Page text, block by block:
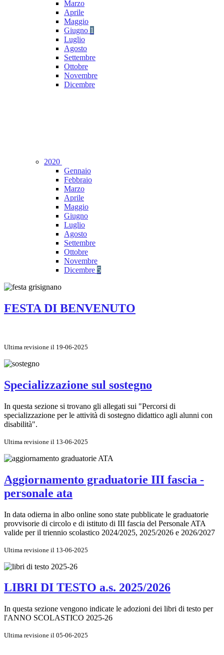
Marzo
Aprile
Maggio
Giugno 1
Luglio
Agosto
Settembre
Ottobre
Novembre
Dicembre
2020
Gennaio
Febbraio
Marzo
Aprile
Maggio
Giugno
Luglio
Agosto
Settembre
Ottobre
Novembre
Dicembre 5
FESTA DI BENVENUTO
Ultima revisione il 19-06-2025
Specializzazione sul sostegno
In questa sezione si trovano gli allegati sui "Percorsi di
specializzazione per le attività di sostegno didattico agli alunni con
disabilità".
Ultima revisione il 13-06-2025
Aggiornamento graduatorie III fascia -
personale ata
In data odierna in albo online sono state pubblicate le graduatorie
provvisorie di circolo e di istituto di III fascia del Personale ATA
valide per il triennio scolastico 2024/2025, 2025/2026 e 2026/2027
Ultima revisione il 13-06-2025
LIBRI DI TESTO a.s. 2025/2026
In questa sezione vengono indicate le adozioni dei libri di testo per
l'ANNO SCOLASTICO 2025-26
Ultima revisione il 05-06-2025